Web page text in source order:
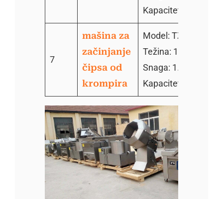
Kapacitet: 300kg/h
7
mašina za
začinjanje
čipsa od
krompira
Model: TZ–800
Težina: 130kg
Snaga: 1.1kw
Kapacitet: 300kg/h